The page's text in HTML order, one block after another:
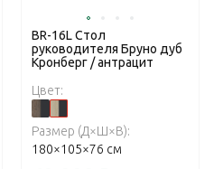
BR-16L Стол
руководителя Бруно дуб
Кронберг / антрацит
Цвет:
Размер (Д×Ш×В):
180×105×76 см